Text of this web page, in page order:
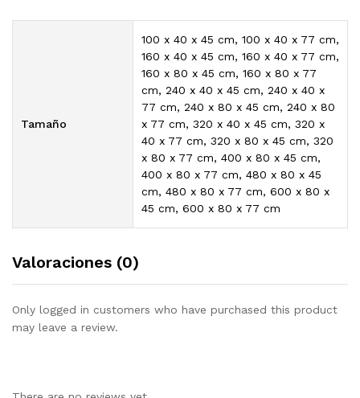
Tamaño
100 x 40 x 45 cm, 100 x 40 x 77 cm,
160 x 40 x 45 cm, 160 x 40 x 77 cm,
160 x 80 x 45 cm, 160 x 80 x 77
cm, 240 x 40 x 45 cm, 240 x 40 x
77 cm, 240 x 80 x 45 cm, 240 x 80
x 77 cm, 320 x 40 x 45 cm, 320 x
40 x 77 cm, 320 x 80 x 45 cm, 320
x 80 x 77 cm, 400 x 80 x 45 cm,
400 x 80 x 77 cm, 480 x 80 x 45
cm, 480 x 80 x 77 cm, 600 x 80 x
45 cm, 600 x 80 x 77 cm
Valoraciones (0)
Only logged in customers who have purchased this product
may leave a review.